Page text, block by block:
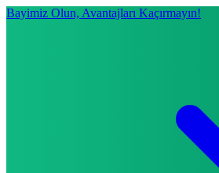
Bayimiz Olun, Avantajları Kaçırmayın!